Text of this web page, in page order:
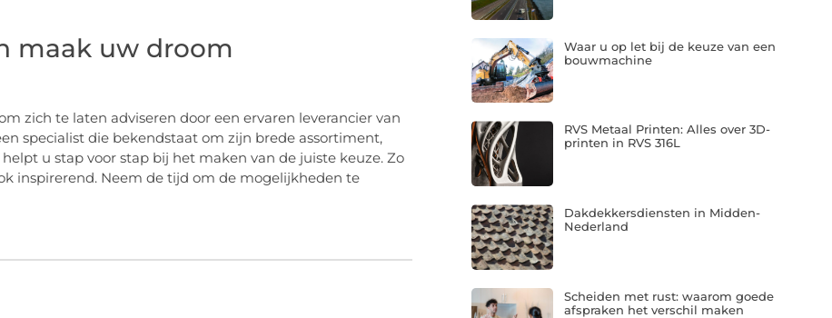
maak uw droom
zich te laten adviseren door een ervaren leverancier van
specialist die bekendstaat om zijn brede assortiment,
u stap voor stap bij het maken van de juiste keuze. Zo
inspirerend. Neem de tijd om de mogelijkheden te
Waar u op let bij de keuze van een
bouwmachine
RVS Metaal Printen: Alles over 3D-
printen in RVS 316L
Dakdekkersdiensten in Midden-
Nederland
Scheiden met rust: waarom goede
afspraken het verschil maken